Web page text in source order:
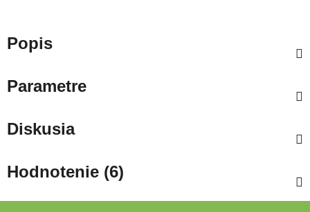
Popis
Parametre
Diskusia
Hodnotenie (6)